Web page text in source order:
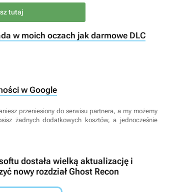
tutaj
w moich oczach jak darmowe DLC
w Google
przeniesiony do serwisu partnera, a my możemy
żadnych dodatkowych kosztów, a jednocześnie
dostała wielką aktualizację i
nowy rozdział Ghost Recon